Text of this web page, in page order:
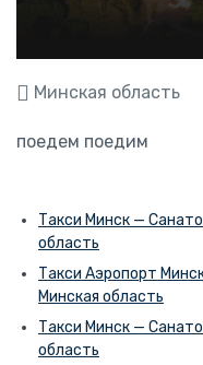
Минская область
поедем поедим
Такси Минск —
область
Такси Аэропорт
Минская область
Такси Минск —
область